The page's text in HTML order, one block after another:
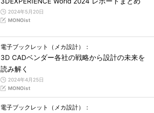
2024年5月20日
MONOist
電子ブックレット（メカ設計）：
3D CADベンダー各社の戦略から設計の未来を
読み解く
2024年4月25日
MONOist
電子ブックレット（メカ設計）：